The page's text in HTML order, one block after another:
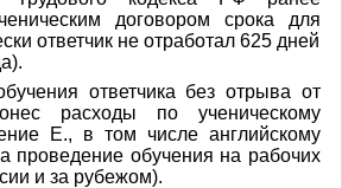
договором срока для
ответчик не отработал 625 дней
ответчика без отрыва от
расходы по ученическому
Е., в том числе английскому
проведение обучения на рабочих
и за рубежом).